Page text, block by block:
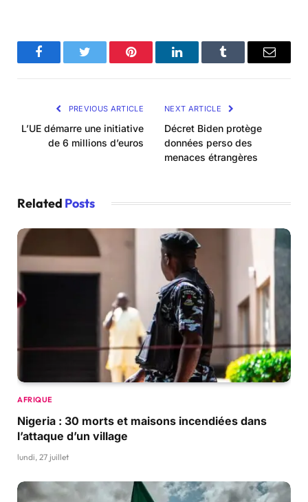
FacebookTwitter Pinterest LinkedInTumblr Email
PREVIOUS ARTICLE
L’UE démarre une initiative
de 6 millions d’euros
NEXT ARTICLE
Décret Biden protège
données perso des
menaces étrangères
Related Posts
AFRIQUE
Nigeria : 30 morts et maisons incendiées dans
l’attaque d’un village
lundi, 27 juillet